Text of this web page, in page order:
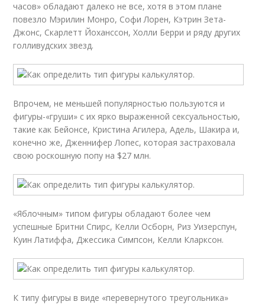
часов» обладают далеко не все, хотя в этом плане
повезло Мэрилин Монро, Софи Лорен, Кэтрин Зета-
Джонс, Скарлетт Йоханссон, Холли Берри и ряду других
голливудских звезд.
Впрочем, не меньшей популярностью пользуются и
фигуры-«груши» с их ярко выраженной сексуальностью,
такие как Бейонсе, Кристина Агилера, Адель, Шакира и,
конечно же, Дженнифер Лопес, которая застраховала
свою роскошную попу на $27 млн.
«Яблочным» типом фигуры обладают более чем
успешные Бритни Спирс, Келли Осборн, Риз Уизерспун,
Куин Латиффа, Джессика Симпсон, Келли Кларксон.
К типу фигуры в виде «перевернутого треугольника»